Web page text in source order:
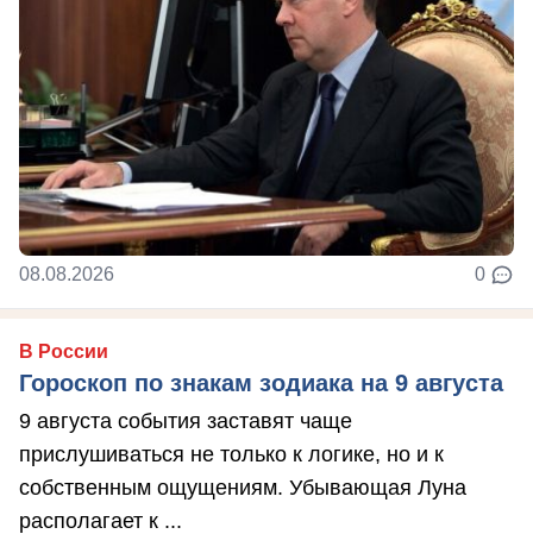
08.08.2026 0
В России
Гороскоп по знакам зодиака на 9 августа
9 августа события заставят чаще
прислушиваться не только к логике, но и к
собственным ощущениям. Убывающая Луна
располагает к ...